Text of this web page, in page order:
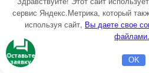
творческого
членам команды
подходы, а также
творческих проектах.
сервис Яндекс.Метрика, который
используя сайт, ы даете свое
файлами.
OK
Оставьте
заявку